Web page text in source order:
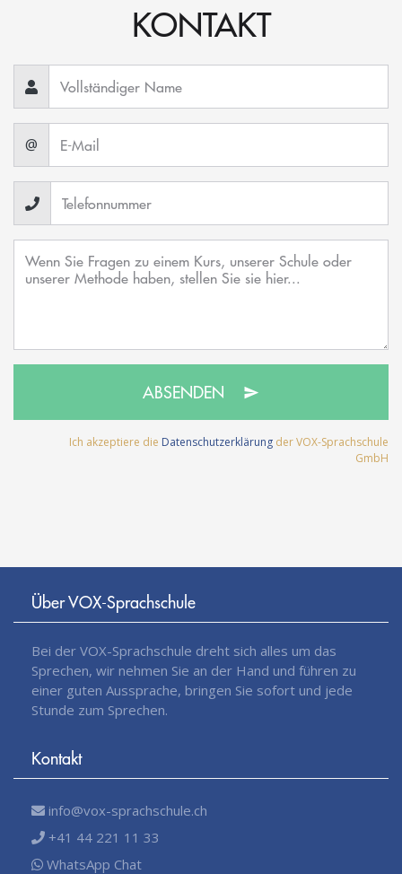
KONTAKT
@
ABSENDEN
Ich akzeptiere die Datenschutzerklärung der VOX-Sprachschule
GmbH
Über VOX-Sprachschule
Bei der VOX-Sprachschule dreht sich alles um das
Sprechen, wir nehmen Sie an der Hand und führen zu
einer guten Aussprache, bringen Sie sofort und jede
Stunde zum Sprechen.
Kontakt
info@vox-sprachschule.ch
+41 44 221 11 33
WhatsApp Chat